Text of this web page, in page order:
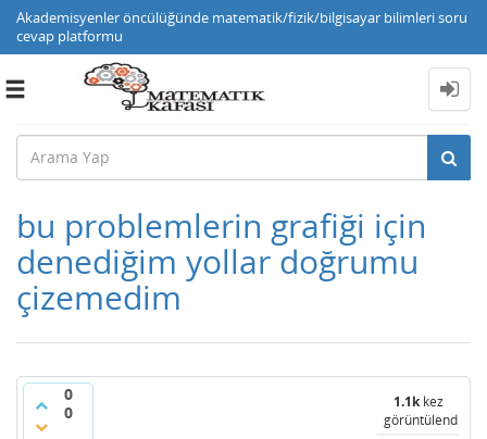
Akademisyenler öncülüğünde matematik/fizik/bilgisayar bilimleri soru
cevap platformu
Toggle
bu problemlerin grafiği için
denediğim yollar doğrumu
çizemedim
0
0
1.1kkez
görüntülendi